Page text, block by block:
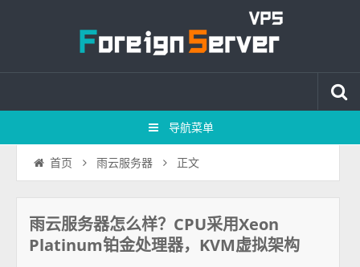
导航菜单
首页 雨云服务器 正文
雨云服务器怎么样？CPU采用Xeon
Platinum铂金处理器，KVM虚拟架构